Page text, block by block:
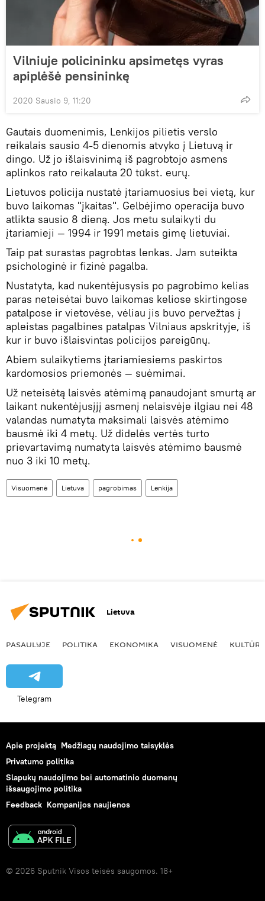
Vilniuje policininku apsimetęs vyras
apiplėšė pensininkę
2020 Sausio 9, 11:20
Gautais duomenimis, Lenkijos pilietis verslo
reikalais sausio 4-5 dienomis atvyko į Lietuvą ir
dingo. Už jo išlaisvinimą iš pagrobtojo asmens
aplinkos rato reikalauta 20 tūkst. eurų.
Lietuvos policija nustatė įtariamuosius bei vietą, kur
buvo laikomas "įkaitas". Gelbėjimo operacija buvo
atlikta sausio 8 dieną. Jos metu sulaikyti du
įtariamieji — 1994 ir 1991 metais gimę lietuviai.
Taip pat surastas pagrobtas lenkas. Jam suteikta
psichologinė ir fizinė pagalba.
Nustatyta, kad nukentėjusysis po pagrobimo kelias
paras neteisėtai buvo laikomas keliose skirtingose
patalpose ir vietovėse, vėliau jis buvo pervežtas į
apleistas pagalbines patalpas Vilniaus apskrityje, iš
kur ir buvo išlaisvintas policijos pareigūnų.
Abiem sulaikytiems įtariamiesiems paskirtos
kardomosios priemonės — suėmimai.
Už neteisėtą laisvės atėmimą panaudojant smurtą ar
laikant nukentėjusįjį asmenį nelaisvėje ilgiau nei 48
valandas numatyta maksimali laisvės atėmimo
bausmė iki 4 metų. Už didelės vertės turto
prievartavimą numatyta laisvės atėmimo bausmė
nuo 3 iki 10 metų.
Visuomenė Lietuva pagrobimas Lenkija
Lietuva
PASAULYJE POLITIKA EKONOMIKA VISUOMENĖ KULTŪRA
Telegram
Apie projektą Medžiagų naudojimo taisyklės
Privatumo politika
Slapukų naudojimo bei automatinio duomenų
išsaugojimo politika
Feedback Kompanijos naujienos
© 2026 Sputnik Visos teisės saugomos. 18+